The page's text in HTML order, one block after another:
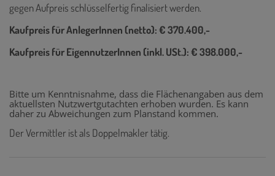
gegen Aufpreis schlüsselfertig finalisiert werden.
Kaufpreis für AnlegerInnen (netto): € 370.400,-
Kaufpreis für EigennutzerInnen (inkl. USt.): € 398.000,-
Bitte um Kenntnisnahme, dass die Flächenangaben aus dem
aktuellsten Nutzwertgutachten erhoben wurden. Es kann
daher zu Abweichungen zum Planstand kommen.
Der Vermittler ist als Doppelmakler tätig.